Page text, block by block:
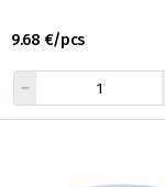
9.68 €/pcs